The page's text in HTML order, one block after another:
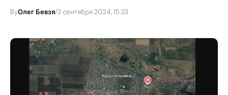
ByОлег Бевзя/3 сентября 2024, 15:23